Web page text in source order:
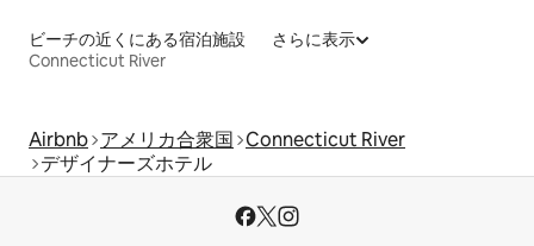
ビーチの近くにある宿泊施設
Connecticut River
さらに表示
Airbnb アメリカ合衆国 Connecticut River
デザイナーズホテル